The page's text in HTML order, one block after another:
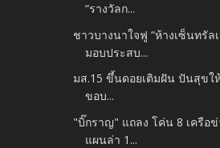
“รางวัลก...
ชาวบางนาใจฟู “ห้างเซ็นทรัล
มอบประสบ...
มส.15 ขึ้นดอยเติมฝัน ปันสุขใ
ขอบ...
"บิ๊กราญ" แถลง โค่น 8 เครือ
แผนล่า 1...